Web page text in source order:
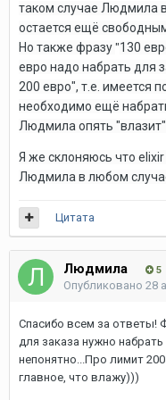
таком случае Людмила
остается ещё
Но также фразу "130
евро надо набрать для
200 евро", т.е. имеется
необходимо ещё
Людмила опять "влазит"
Я же склоняюсь что
Людмила в любом
Цитата
Людмила 5
Опубликовано 28
Спасибо всем за ответы!
для заказа нужно
непонятно...Про лимит
главное, что влажу)))